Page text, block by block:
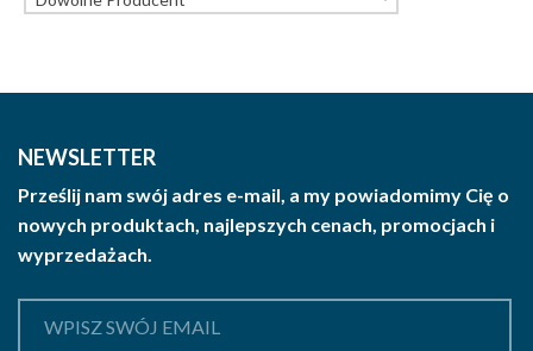
NEWSLETTER
Prześlij nam swój adres e-mail, a my powiadomimy Cię o
nowych produktach, najlepszych cenach, promocjach i
wyprzedażach.